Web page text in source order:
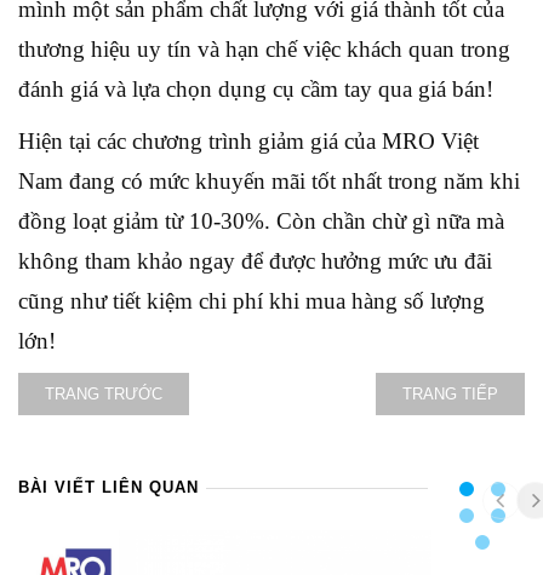
mình một sản phẩm chất lượng với giá thành tốt của
thương hiệu uy tín và hạn chế việc khách quan trong
đánh giá và lựa chọn dụng cụ cầm tay qua giá bán!
Hiện tại các chương trình giảm giá của MRO Việt
Nam đang có mức khuyến mãi tốt nhất trong năm khi
đồng loạt giảm từ 10-30%. Còn chần chừ gì nữa mà
không tham khảo ngay để được hưởng mức ưu đãi
cũng như tiết kiệm chi phí khi mua hàng số lượng
lớn!
TRANG TRƯỚC TRANG TIẾP
BÀI VIẾT LIÊN QUAN